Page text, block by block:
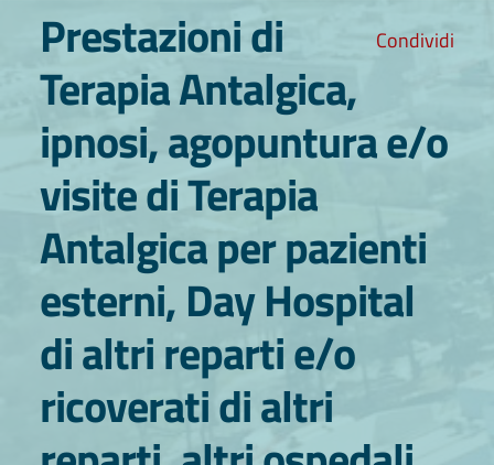
Condividi
Prestazioni di
Terapia Antalgica,
ipnosi, agopuntura e/o
visite di Terapia
Antalgica per pazienti
esterni, Day Hospital
di altri reparti e/o
ricoverati di altri